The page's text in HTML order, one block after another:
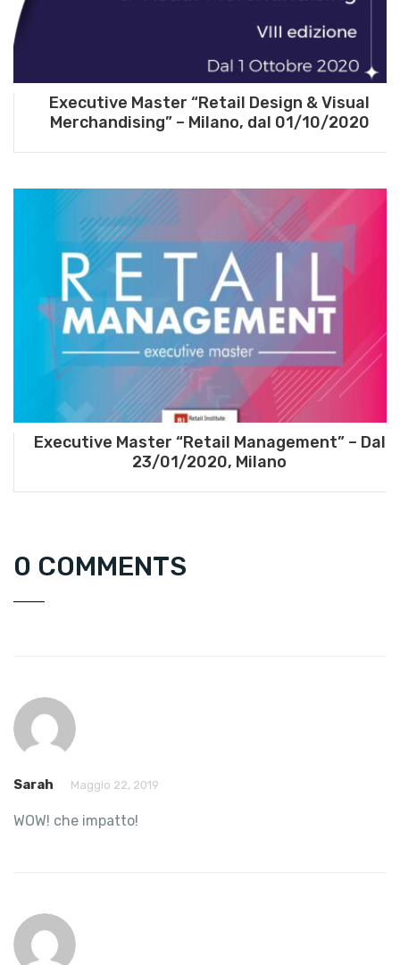
Executive Master “Retail Design & Visual
Merchandising” – Milano, dal 01/10/2020
Executive Master “Retail Management” – Dal
23/01/2020, Milano
0 COMMENTS
Sarah Maggio 22, 2019
WOW! che impatto!